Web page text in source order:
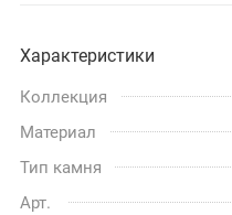
Характеристики
Коллекция
Материал
Тип камня
Арт.